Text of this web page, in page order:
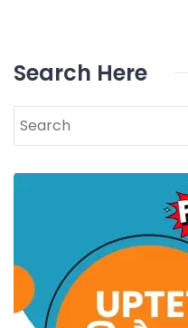
Search Here
Search
for: